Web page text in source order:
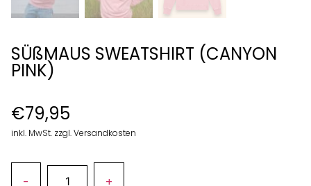
SÜßMAUS SWEATSHIRT (CANYON
PINK)
€79,95
inkl. MwSt. zzgl. Versandkosten